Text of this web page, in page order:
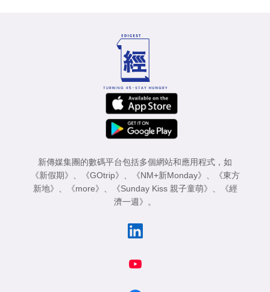
新傳媒集團的數碼平台包括多個網站和應用程式，如
《新假期》
《GOtrip》 《NM+新Monday》
《東方
新地》
《more》 《Sunday Kiss 親子童萌》
《經
濟一週》
。